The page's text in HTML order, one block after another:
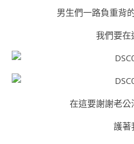
男生們一路負重背
我們要在
在這要謝謝老
護著